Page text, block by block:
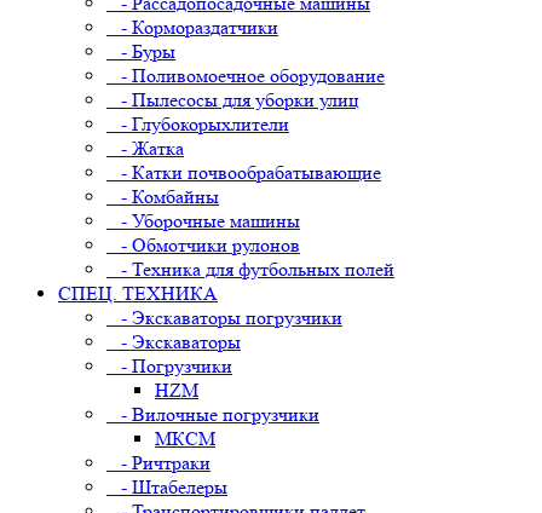
- Кормораздатчики
- Буры
- Поливомоечное оборудование
- Пылесосы для уборки улиц
- Глубокорыхлители
- Жатка
- Катки почвообрабатывающие
- Комбайны
- Уборочные машины
- Обмотчики рулонов
- Техника для футбольных полей
СПЕЦ. ТЕХНИКА
- Экскаваторы погрузчики
- Экскаваторы
- Погрузчики
HZM
- Вилочные погрузчики
МКСМ
- Ричтраки
- Штабелеры